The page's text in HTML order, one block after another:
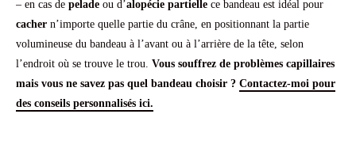
– en cas de pelade ou d’alopécie partielle ce bandeau est idéal pour
cacher n’importe quelle partie du crâne, en positionnant la partie
volumineuse du bandeau à l’avant ou à l’arrière de la tête, selon
l’endroit où se trouve le trou. Vous souffrez de problèmes capillaires
mais vous ne savez pas quel bandeau choisir ? Contactez-moi pour
des conseils personnalisés ici.